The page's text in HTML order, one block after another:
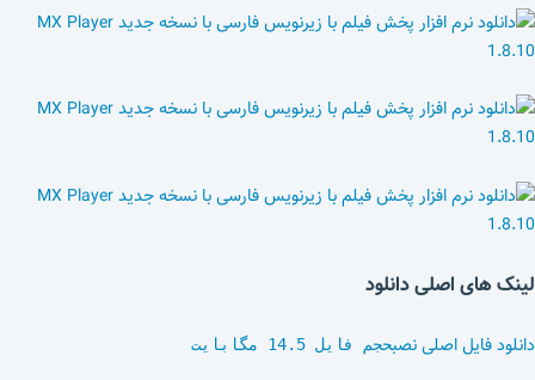
لینک های اصلی دانلود
دانلود فایل اصلی نصبحجم فایل 14.5 مگابایت